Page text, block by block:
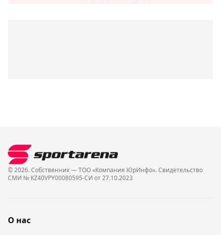
© 2026. Собственник — ТОО «Компания ЮрИнфо». Cвидетельство
СМИ № KZ40VPY00080595-СИ от 27.10.2023
О нас